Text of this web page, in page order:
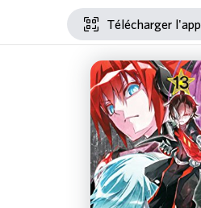
Télécharger l'app